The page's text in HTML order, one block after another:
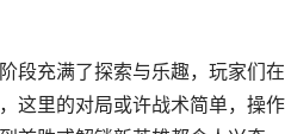
段充满了探索与乐趣，玩家们
这里的对局或许战术简单，操